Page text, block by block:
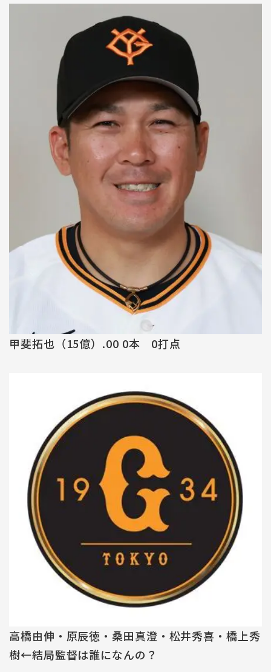
甲斐拓也（15億）.00 0本 0打点
高橋由伸・原辰徳・桑田真澄・松井秀喜・橋上秀
樹←結局監督は誰になんの？